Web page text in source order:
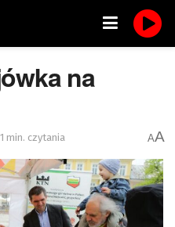
na
1 min. czytania AA